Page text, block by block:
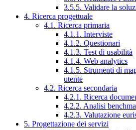
3.5.5. Validare la
4. Ricerca progettuale
4.1. Ricerca primaria
4.1.1. Interviste
4.1.2. Questionari
4.1.3. Test di usabilità
4.1.4. Web analytics
4.1.5. Strumenti di
utente
4.2. Ricerca secondaria
4.2.1. Ricerca
4.2.2. Analisi
4.2.3. Valutazione
5. Progettazione dei servizi